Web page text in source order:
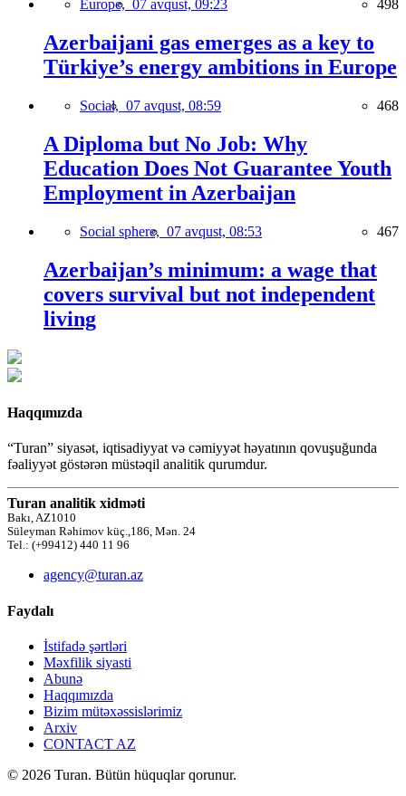
Europe, 07 avqust, 09:23 498
Azerbaijani gas emerges as a key to
Türkiye’s energy ambitions in Europe
Social, 07 avqust, 08:59 468
A Diploma but No Job: Why
Education Does Not Guarantee Youth
Employment in Azerbaijan
Social sphere, 07 avqust, 08:53 467
Azerbaijan’s minimum: a wage that
covers survival but not independent
living
Haqqımızda
“Turan” siyasət, iqtisadiyyat və cəmiyyət həyatının qovuşuğunda
fəaliyyət göstərən müstəqil analitik qurumdur.
Turan analitik xidməti
Bakı, AZ1010
Süleyman Rəhimov küç.,186, Mən. 24
Tel.: (+99412) 440 11 96
agency@turan.az
Faydalı
İstifadə şərtləri
Məxfilik siyasti
Abunə
Haqqımızda
Bizim mütəxəssislərimiz
Arxiv
CONTACT AZ
© 2026 Turan. Bütün hüquqlar qorunur.